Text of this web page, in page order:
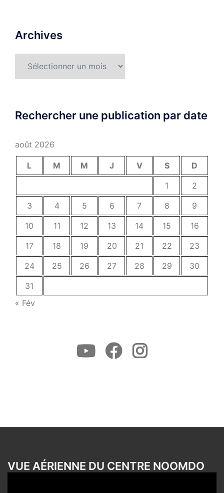
Archives
Rechercher une publication par date
août 2026
L M M J V S
D
1
2
3
4 5 6 7 8
9
10
11 12 13 14 15
16
17
18 19 20 21 22
23
24
25 26 27 28 29
30
31
« Fév
Youtube FacebookInstagram
VUE AÉRIENNE DU CENTRE NOOMDO